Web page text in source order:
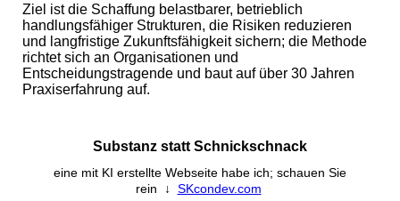
Ziel ist die Schaffung belastbarer, betrieblich
handlungsfähiger Strukturen, die Risiken reduzieren
und langfristige Zukunftsfähigkeit sichern; die Methode
richtet sich an Organisationen und
Entscheidungstragende und baut auf über 30 Jahren
Praxiserfahrung auf.
Substanz statt Schnickschnack
eine mit KI erstellte Webseite habe ich; schauen Sie
rein
↓ SKcondev.com